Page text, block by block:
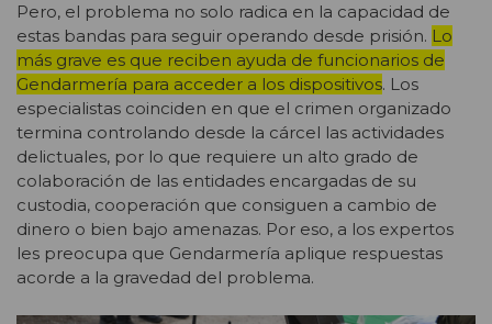
Pero, el problema no solo radica en la capacidad de
estas bandas para seguir operando desde prisión. Lo
más grave es que reciben ayuda de funcionarios de
Gendarmería para acceder a los dispositivos. Los
especialistas coinciden en que el crimen organizado
termina controlando desde la cárcel las actividades
delictuales, por lo que requiere un alto grado de
colaboración de las entidades encargadas de su
custodia, cooperación que consiguen a cambio de
dinero o bien bajo amenazas. Por eso, a los expertos
les preocupa que Gendarmería aplique respuestas
acorde a la gravedad del problema.